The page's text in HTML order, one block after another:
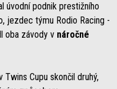
úvodní podnik prestižního
jezdec týmu Rodio Racing -
oba závody v náročné
Cupu skončil druhý,